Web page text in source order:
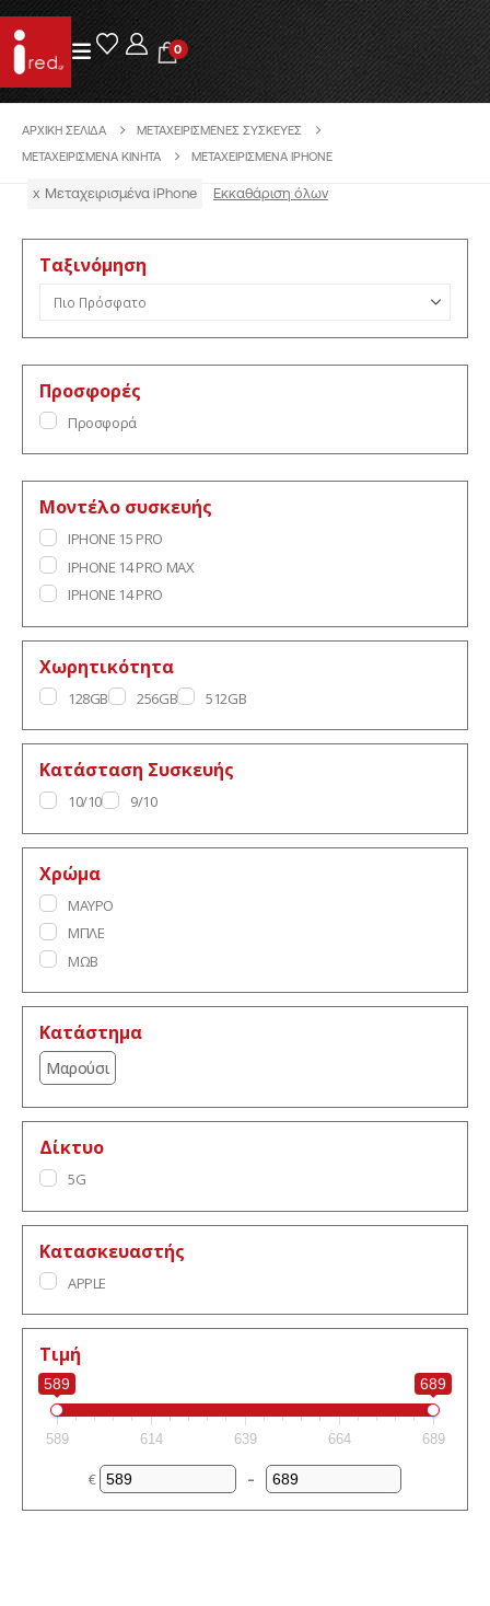
0
ΑΡΧΙΚΉ ΣΕΛΊΔΑ
ΜΕΤΑΧΕΙΡΙΣΜΈΝΕΣ ΣΥΣΚΕΥΈΣ
ΜΕΤΑΧΕΙΡΙΣΜΈΝΑ ΚΙΝΗΤΆ
ΜΕΤΑΧΕΙΡΙΣΜΈΝΑ IPHONE
x Μεταχειρισμένα iPhone Εκκαθάριση όλων
Ταξινόμηση
Ταξινόμηση προϊόντων
Προσφορές
Προσφορά
Μοντέλο συσκευής
IPHONE 15 PRO
IPHONE 14 PRO MAX
IPHONE 14 PRO
Χωρητικότητα
128GB 256GB 512GB
Κατάσταση Συσκευής
10/10 9/10
Χρώμα
ΜΑΥΡΟ
ΜΠΛΕ
ΜΩΒ
Κατάστημα
Μαρούσι
Δίκτυο
5G
Κατασκευαστής
APPLE
Τιμή
589 689
589 614 639 664 689
€
Ελάχιστη τιμή
–
Μέγιστη τιμή